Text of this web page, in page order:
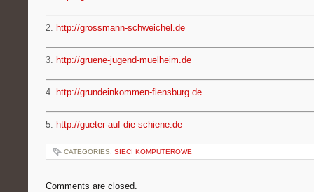
2. http://grossmann-schweichel.de
3. http://gruene-jugend-muelheim.de
4. http://grundeinkommen-flensburg.de
5. http://gueter-auf-die-schiene.de
CATEGORIES: SIECI KOMPUTEROWE
Comments are closed.